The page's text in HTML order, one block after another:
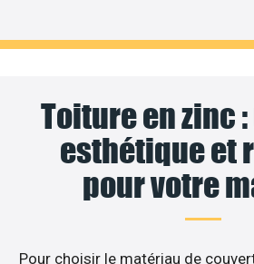
Toiture en zinc
esthétique et
pour votre
Pour choisir le matériau de